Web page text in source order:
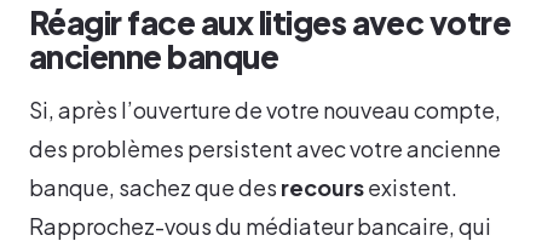
Réagir face aux litiges avec votre
ancienne banque
Si, après l’ouverture de votre nouveau compte,
des problèmes persistent avec votre ancienne
banque, sachez que des recoursexistent.
Rapprochez-vous du médiateur bancaire, qui